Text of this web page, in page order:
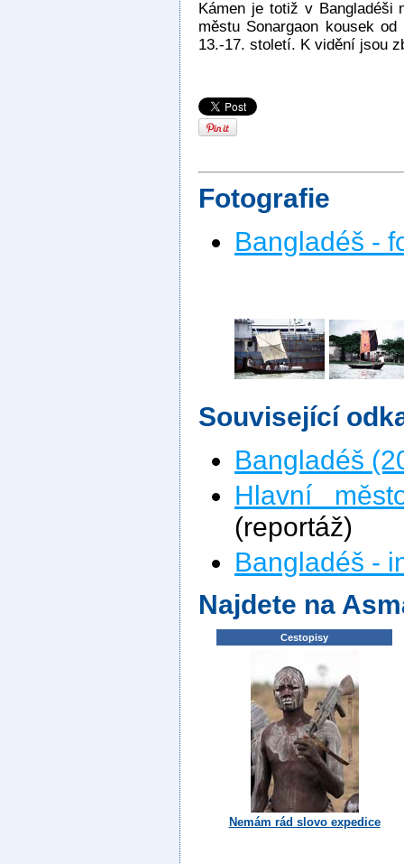
Kámen je totiž v Bangladéši
městu Sonargaon kousek
13.-17. století. K vidění jsou
Fotografie
Bangladéš -
Související
Bangladéš
Hlavní
(reportáž)
Bangladéš -
Najdete na
Cestopisy
Nemám rád slovo expedice